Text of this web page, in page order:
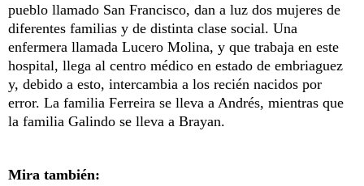
pueblo llamado San Francisco, dan a luz dos mujeres de
diferentes familias y de distinta clase social. Una
enfermera llamada Lucero Molina, y que trabaja en este
hospital, llega al centro médico en estado de embriaguez
y, debido a esto, intercambia a los recién nacidos por
error. La familia Ferreira se lleva a Andrés, mientras que
la familia Galindo se lleva a Brayan.
Mira también: